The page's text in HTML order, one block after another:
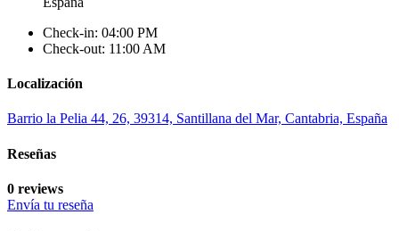
Check-in: 04:00 PM
Check-out: 11:00 AM
Localización
Barrio la Pelia 44, 26, 39314, Santillana del Mar, Cantabria, España
Reseñas
0 reviews
Envía tu reseña